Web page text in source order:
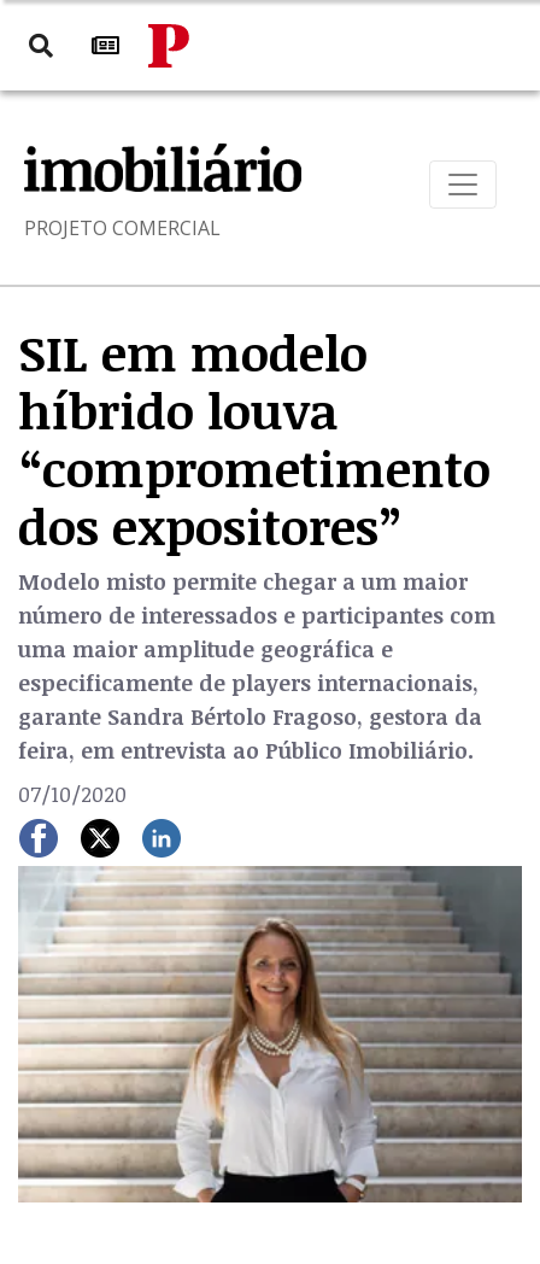
PROJETO COMERCIAL
SIL em modelo
híbrido louva
“comprometimento
dos expositores”
Modelo misto permite chegar a um maior
número de interessados e participantes com
uma maior amplitude geográfica e
especificamente de players internacionais,
garante Sandra Bértolo Fragoso, gestora da
feira, em entrevista ao Público Imobiliário.
07/10/2020